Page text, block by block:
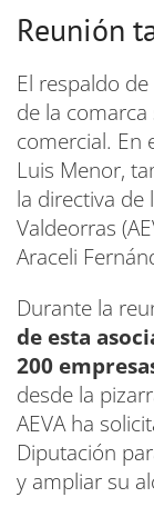
Reunión
El respaldo
de la
comercial. En
Luis Menor,
la directiva de
Valdeorras
Araceli
Durante la
de esta
200
desde la
AEVA ha
Diputación
y ampliar su